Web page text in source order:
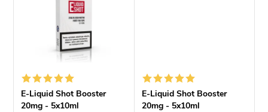
ů
E-Liquid Shot Booster
20mg - 5x10ml
E-Liquid Shot Booster
20mg - 5x10ml